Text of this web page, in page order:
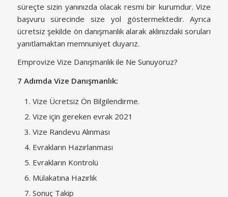
süreçte sizin yanınızda olacak resmi bir kurumdur. Vize
başvuru sürecinde size yol göstermektedir. Ayrıca
ücretsiz şekilde ön danışmanlık alarak aklınızdaki soruları
yanıtlamaktan memnuniyet duyarız.
Emprovize Vize Danışmanlık ile Ne Sunuyoruz?
7 Adımda Vize Danışmanlık:
Vize Ücretsiz Ön Bilgilendirme.
Vize için gereken evrak 2021
Vize Randevu Alınması
Evrakların Hazırlanması
Evrakların Kontrolü
Mülakatına Hazırlık
Sonuç Takip